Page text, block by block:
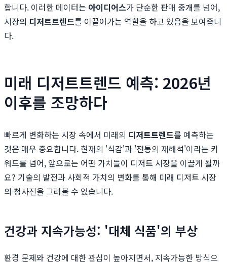
합니다. 이러한 데이터는 아이디어스가 단순한 판매 중개를 넘어,
시장의 디저트트렌드를 이끌어가는 역할을 하고 있음을 보여줍니
다.
미래 디저트트렌드 예측: 2026년
이후를 조망하다
빠르게 변화하는 시장 속에서 미래의 디저트트렌드를 예측하는
것은 매우 중요합니다. 현재의 '식감'과 '전통의 재해석'이라는 키
워드를 넘어, 앞으로는 어떤 가치들이 디저트 시장을 이끌게 될까
요? 기술의 발전과 사회적 가치의 변화를 통해 미래 디저트 시장
의 청사진을 그려볼 수 있습니다.
건강과 지속가능성: '대체 식품'의 부상
환경 문제와 건강에 대한 관심이 높아지면서, 지속가능한 방식으